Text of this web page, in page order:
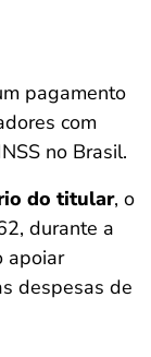
pagamento
com
no Brasil.
do titular, o
durante a
apoiar
despesas de